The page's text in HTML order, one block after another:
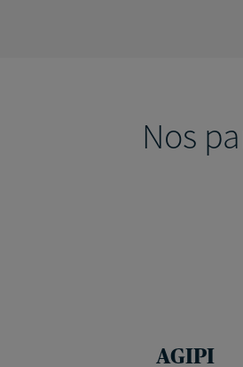
Nos
AGIPI